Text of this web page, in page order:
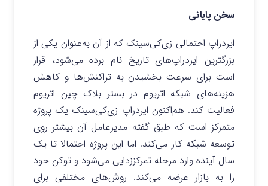
سخن پایانی
ایردراپ احتمالی زی‌کی‌سینک که از آن به‌عنوان یکی از
بزرگترین ایردراپ‌های تاریخ نام برده می‌شود، قرار
است برای سرعت بخشیدن به تراکنش‌ها و کاهش
هزینه‌های شبکه اتریوم در بستر بلاک چین اتریوم
فعالیت کند. هم‌اکنون ایردراپ زی‌کی‌سینک یک پروژه
متمرکز است که طبق گفته مدیرعامل آن بیشتر روی
توسعه شبکه کار می‌کند. اما این پروژه احتمالا تا یک
سال آینده وارد مرحله تمرکززدایی می‌شود و توکن خود
را به بازار عرضه می‌کند‌. روش‌های مختلفی برای